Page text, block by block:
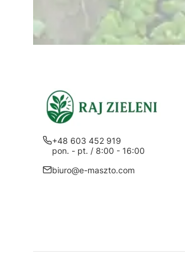
+48 603 452 919
pon. - pt. / 8:00 - 16:00
biuro@e-maszto.com